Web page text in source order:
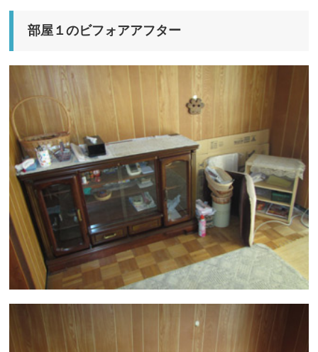
部屋１のビフォアアフター